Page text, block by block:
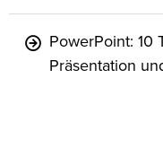
PowerPoint: 10
Präsentation